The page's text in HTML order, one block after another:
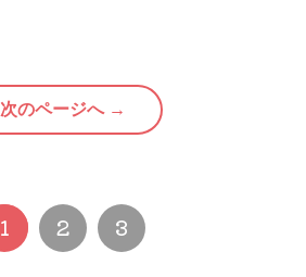
次のページへ →
1 2 3